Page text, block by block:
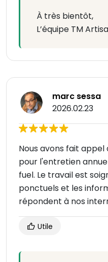
À très bientôt,
L’équipe TM
marc sessa
2026.02.23
Nous avons fait appel
pour l'entretien
fuel. Le travail est
ponctuels et les
répondent à nos
Utile